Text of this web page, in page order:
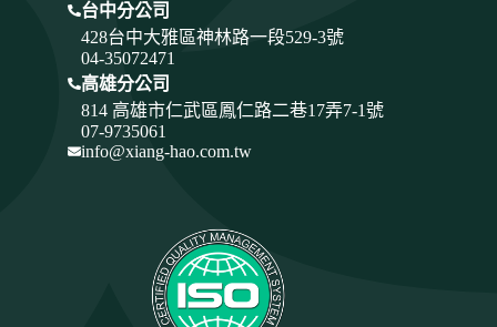
台中分公司
428台中大雅區神林路一段529-3號
04-35072471
高雄分公司
814 高雄市仁武區鳳仁路二巷17弄7-1號
07-9735061
info@xiang-hao.com.tw